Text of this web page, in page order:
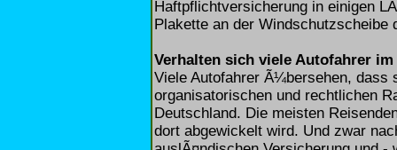
Haftpflichtversicherung in einigen
Plakette an der Windschutzscheibe
Verhalten sich viele Autofahrer
Viele Autofahrer Ã¼bersehen, dass
organisatorischen und rechtlichen
Deutschland. Die meisten
dort abgewickelt wird. Und zwar